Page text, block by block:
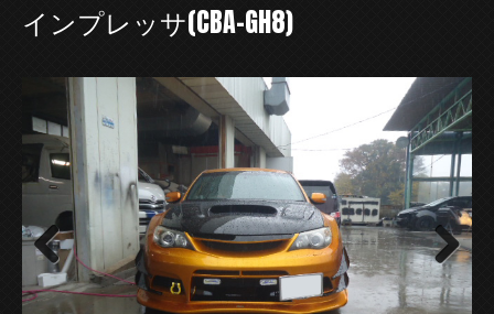
インプレッサ(CBA-GH8)
Previous Next